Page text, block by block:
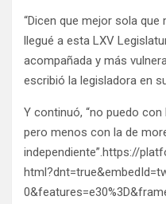
“Dicen que mejor sola
llegué a esta LXV
acompañada y más
escribió la legisladora en
Y continuó, “no puedo
pero menos con la de
independiente”.https://